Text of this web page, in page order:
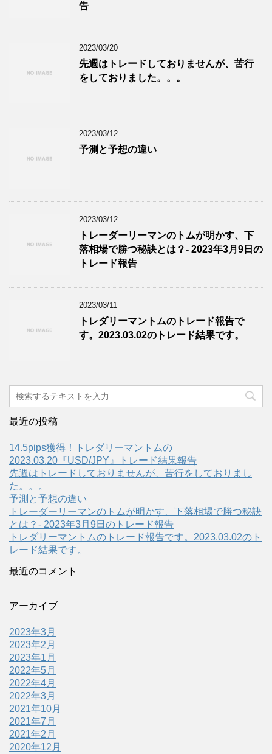
告
2023/03/20
先週はトレードしておりませんが、苦行
をしておりました。。。
2023/03/12
予測と予想の違い
2023/03/12
トレーダーリーマンのトムが明かす、下
落相場で勝つ秘訣とは？- 2023年3月9日の
トレード報告
2023/03/11
トレダリーマントムのトレード報告で
す。2023.03.02のトレード結果です。
最近の投稿
14.5pips獲得！トレダリーマントムの
2023.03.20『USD/JPY』トレード結果報告
先週はトレードしておりませんが、苦行をしておりまし
た。。。
予測と予想の違い
トレーダーリーマンのトムが明かす、下落相場で勝つ秘訣
とは？- 2023年3月9日のトレード報告
トレダリーマントムのトレード報告です。2023.03.02のト
レード結果です。
最近のコメント
アーカイブ
2023年3月
2023年2月
2023年1月
2022年5月
2022年4月
2022年3月
2021年10月
2021年7月
2021年2月
2020年12月